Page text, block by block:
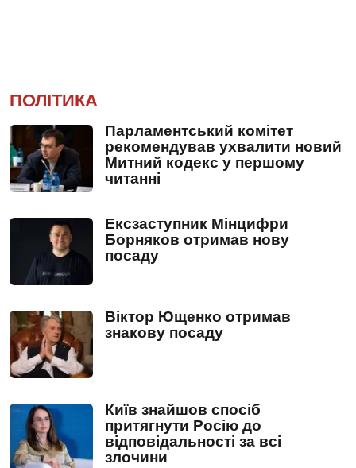
ПОЛІТИКА
Парламентський комітет
рекомендував ухвалити новий
Митний кодекс у першому
читанні
Ексзаступник Мінцифри
Борняков отримав нову
посаду
Віктор Ющенко отримав
знакову посаду
Київ знайшов спосіб
притягнути Росію до
відповідальності за всі
злочини